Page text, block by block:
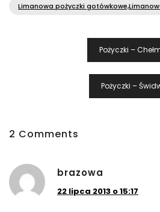
Limanowa pożyczki
Pożyczki –
Pożyczki –
2 Comments
brazowa
22 lipca 2013 o 15:17